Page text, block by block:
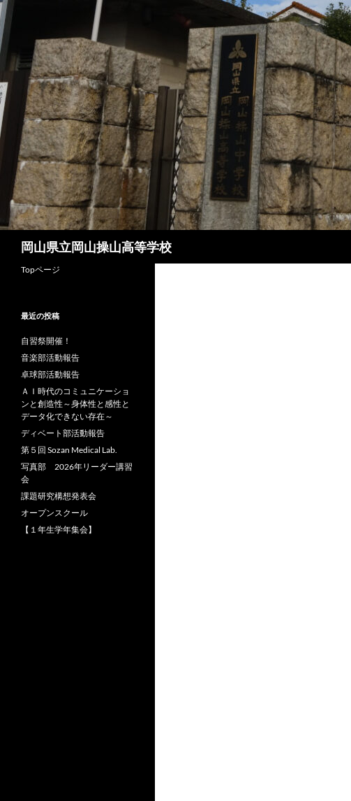
コ
ン
テ
へ
ス
キ
ッ
岡山県立岡山操山高等学校
Topページ
最近の投稿
自習祭開催！
音楽部活動報告
卓球部活動報告
ＡＩ時代のコミュニケーショ
ンと創造性～身体性と感性と
データ化できない存在～
ディベート部活動報告
第５回 Sozan Medical Lab.
写真部 2026年リーダー講習
会
課題研究構想発表会
オープンスクール
【１年生学年集会】